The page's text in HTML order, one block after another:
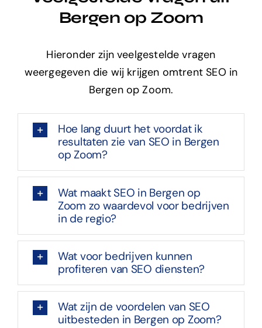
Bergen op Zoom
Hieronder zijn veelgestelde vragen
weergegeven die wij krijgen omtrent SEO in
Bergen op Zoom.
Hoe lang duurt het voordat ik
resultaten zie van SEO in Bergen
op Zoom?
Wat maakt SEO in Bergen op
Zoom zo waardevol voor bedrijven
in de regio?
Wat voor bedrijven kunnen
profiteren van SEO diensten?
Wat zijn de voordelen van SEO
uitbesteden in Bergen op Zoom?